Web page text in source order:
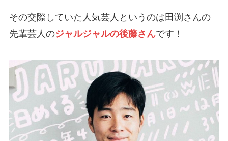
その交際していた人気芸人というのは田渕さんの
先輩芸人のジャルジャルの後藤さんです！